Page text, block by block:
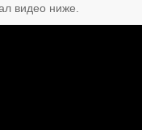
видео ниже.